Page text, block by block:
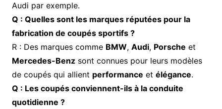
Audi par exemple.
Q : Quelles sont les marques réputées pour la
fabrication de coupés sportifs ?
R : Des marques comme BMW, Audi, Porsche et
Mercedes-Benzsont connues pour leurs modèles
de coupés qui allient performance et élégance.
Q : Les coupés conviennent-ils à la conduite
quotidienne ?